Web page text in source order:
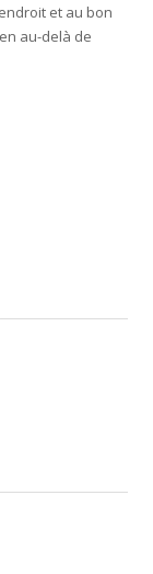
et au bon
au-delà de